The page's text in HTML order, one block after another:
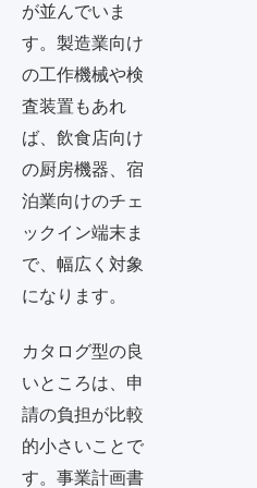
が並んでいま
す。製造業向け
の工作機械や検
査装置もあれ
ば、飲食店向け
の厨房機器、宿
泊業向けのチェ
ックイン端末ま
で、幅広く対象
になります。
カタログ型の良
いところは、申
請の負担が比較
的小さいことで
す。事業計画書